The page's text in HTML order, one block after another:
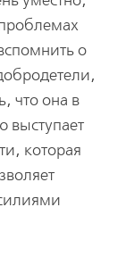
о
что она в
выступает
которая